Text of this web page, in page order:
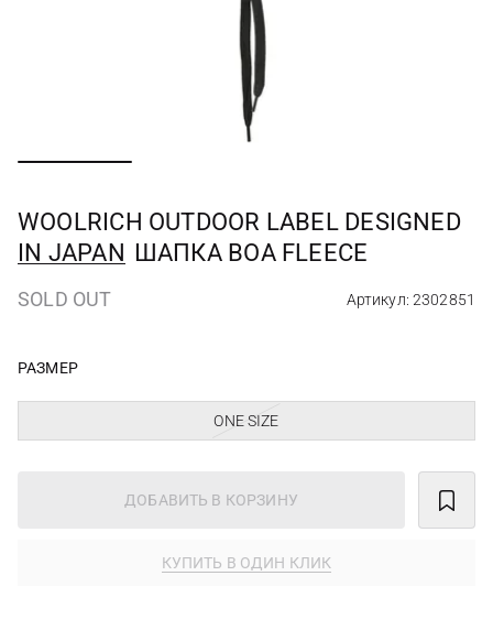
WOOLRICH OUTDOOR LABEL DESIGNED
IN JAPAN ШАПКА BOA FLEECE
SOLD OUT Артикул: 2302851
РАЗМЕР
ONE SIZE
ДОБАВИТЬ В КОРЗИНУ
КУПИТЬ В ОДИН КЛИК